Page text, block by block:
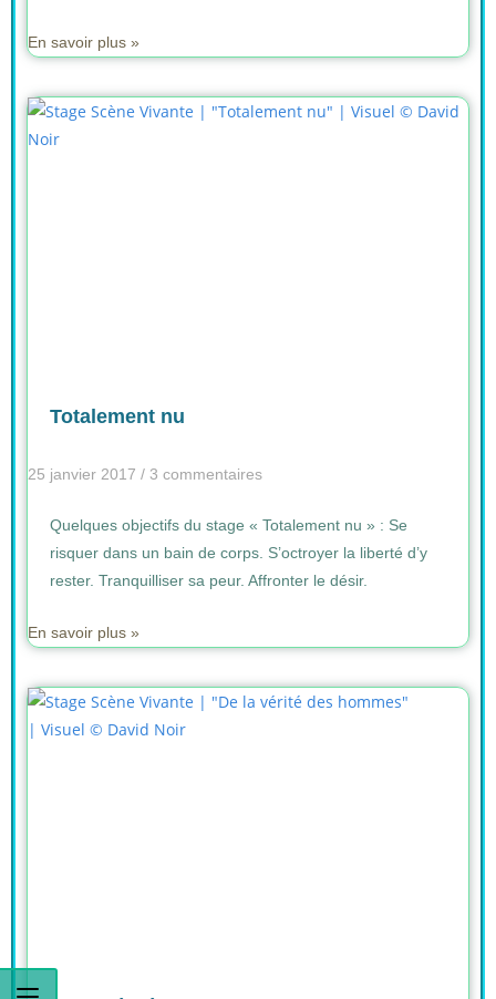
En savoir plus »
Totalement nu
25 janvier 2017 3 commentaires
Quelques objectifs du stage « Totalement nu » : Se
risquer dans un bain de corps. S’octroyer la liberté d’y
rester. Tranquilliser sa peur. Affronter le désir.
En savoir plus »